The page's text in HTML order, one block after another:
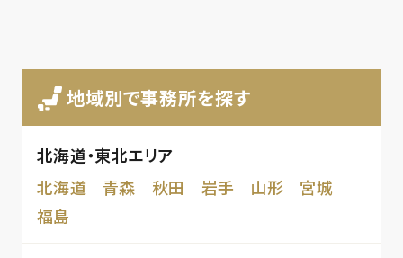
地域別で事務所を探す
北海道・東北エリア
北海道
青森 秋田 岩手 山形
宮城
福島